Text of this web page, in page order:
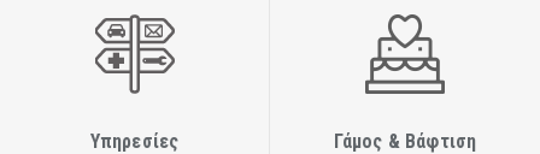
Υπηρεσίες Γάμος & Βάφτιση